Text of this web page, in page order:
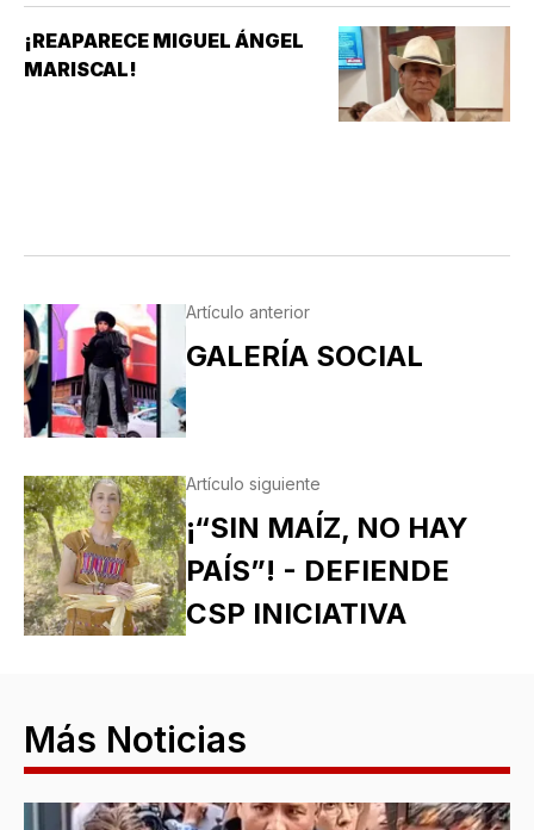
¡REAPARECE MIGUEL ÁNGEL
MARISCAL!
Artículo anterior
GALERÍA SOCIAL
Artículo siguiente
¡“SIN MAÍZ, NO HAY
PAÍS”! - DEFIENDE
CSP INICIATIVA
Más Noticias